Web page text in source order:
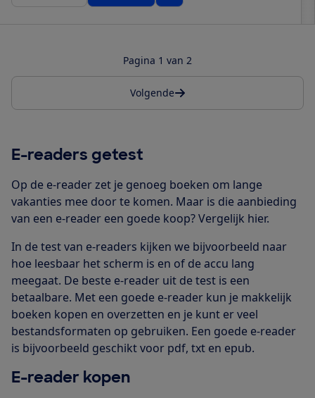
Pagina 1 van 2
Volgende
E-readers getest
Op de e-reader zet je genoeg boeken om lange
vakanties mee door te komen. Maar is die aanbieding
van een e-reader een goede koop? Vergelijk hier.
In de test van e-readers kijken we bijvoorbeeld naar
hoe leesbaar het scherm is en of de accu lang
meegaat. De beste e-reader uit de test is een
betaalbare. Met een goede e-reader kun je makkelijk
boeken kopen en overzetten en je kunt er veel
bestandsformaten op gebruiken. Een goede e-reader
is bijvoorbeeld geschikt voor pdf, txt en epub.
E-reader kopen